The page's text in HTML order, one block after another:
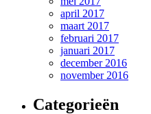
april 2017
maart 2017
februari 2017
januari 2017
december 2016
november 2016
Categorieën